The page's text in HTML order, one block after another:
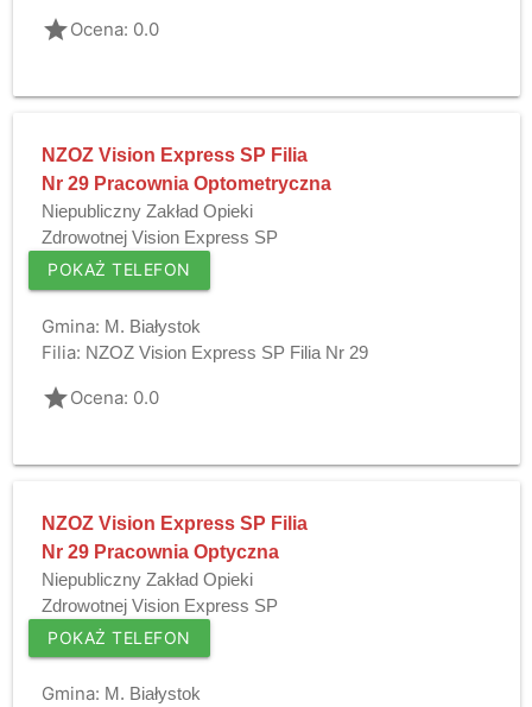
gradeOcena: 0.0
NZOZ Vision Express SP Filia
Nr 29 Pracownia Optometryczna
Niepubliczny Zakład Opieki
Zdrowotnej Vision Express SP
POKAŻ TELEFON
Gmina: M. Białystok
Filia: NZOZ Vision Express SP Filia Nr 29
gradeOcena: 0.0
NZOZ Vision Express SP Filia
Nr 29 Pracownia Optyczna
Niepubliczny Zakład Opieki
Zdrowotnej Vision Express SP
POKAŻ TELEFON
Gmina: M. Białystok